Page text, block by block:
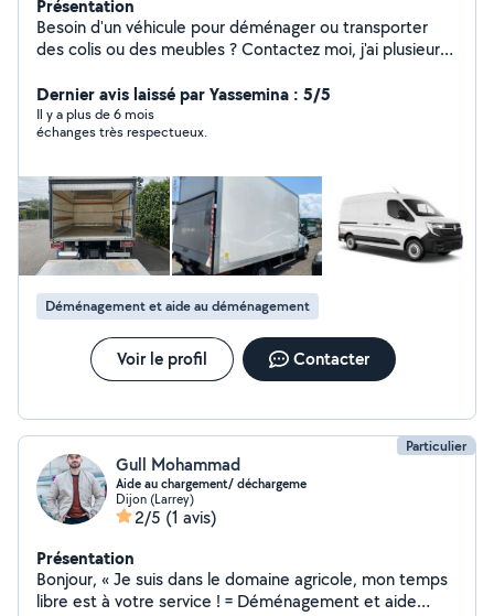
Présentation
Besoin d'un véhicule pour déménager ou transporter
des colis ou des meubles ? Contactez moi, j'ai plusieurs
Dernier avis laissé par Yassemina : 5/5
Il y a plus de 6 mois
échanges très respectueux.
Déménagement et aide au déménagement
Voir le profil Contacter
Particulier
Gull Mohammad
Aide au chargement/ déchargeme
Dijon (Larrey)
2/5 (1 avis)
Présentation
Bonjour, « Je suis dans le domaine agricole, mon temps
libre est à votre service ! = Déménagement et aide